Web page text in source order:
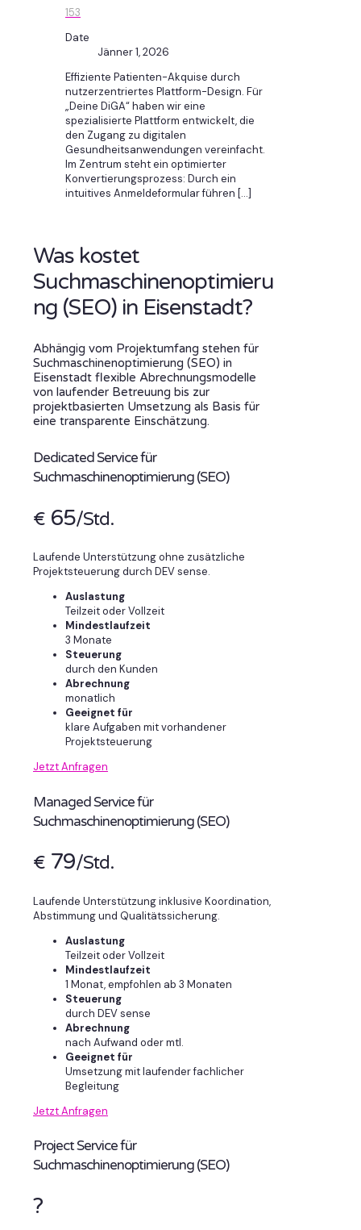
153
Date
Jänner 1, 2026
Effiziente Patienten-Akquise durch
nutzerzentriertes Plattform-Design. Für
„Deine DiGA“ haben wir eine
spezialisierte Plattform entwickelt, die
den Zugang zu digitalen
Gesundheitsanwendungen vereinfacht.
Im Zentrum steht ein optimierter
Konvertierungsprozess: Durch ein
intuitives Anmeldeformular führen […]
Was kostet
Suchmaschinenoptimieru
ng (SEO) in Eisenstadt?
Abhängig vom Projektumfang stehen für
Suchmaschinenoptimierung (SEO) in
Eisenstadt flexible Abrechnungsmodelle
von laufender Betreuung bis zur
projektbasierten Umsetzung als Basis für
eine transparente Einschätzung.
Dedicated Service für
Suchmaschinenoptimierung (SEO)
€ 65/Std.
Laufende Unterstützung ohne zusätzliche
Projektsteuerung durch DEV sense.
Auslastung
Teilzeit oder Vollzeit
Mindestlaufzeit
3 Monate
Steuerung
durch den Kunden
Abrechnung
monatlich
Geeignet für
klare Aufgaben mit vorhandener
Projektsteuerung
Jetzt Anfragen
Managed Service für
Suchmaschinenoptimierung (SEO)
€ 79/Std.
Laufende Unterstützung inklusive Koordination,
Abstimmung und Qualitätssicherung.
Auslastung
Teilzeit oder Vollzeit
Mindestlaufzeit
1 Monat, empfohlen ab 3 Monaten
Steuerung
durch DEV sense
Abrechnung
nach Aufwand oder mtl.
Geeignet für
Umsetzung mit laufender fachlicher
Begleitung
Jetzt Anfragen
Project Service für
Suchmaschinenoptimierung (SEO)
?